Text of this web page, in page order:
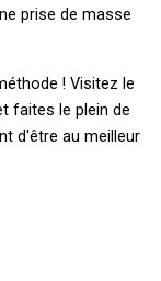
prise de masse
! Visitez le
faites le plein de
d'être au meilleur